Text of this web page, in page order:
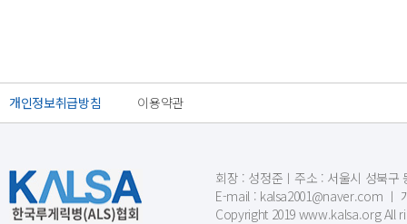
개인정보취급방침 이용약관
회장 : 성정준ㅣ주소 : 서울시 성북구
E-mail : kalsa2001@naver.com ㅣ
Copyright 2019 www.kalsa.org All